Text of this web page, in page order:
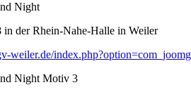
Night
in der Rhein-Nahe-Halle in Weiler
weiler.de/
Night Motiv 3